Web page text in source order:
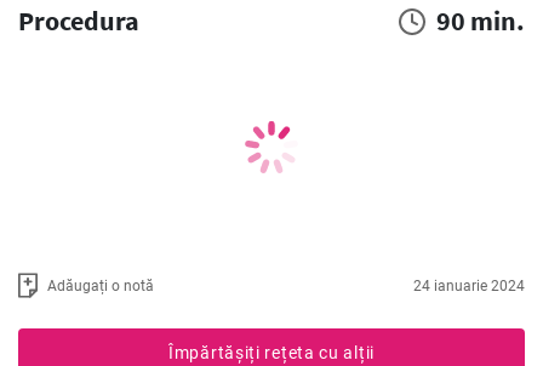
Procedura 90 min.
Adăugați o notă 24 ianuarie 2024
Împărtășiți rețeta cu alții